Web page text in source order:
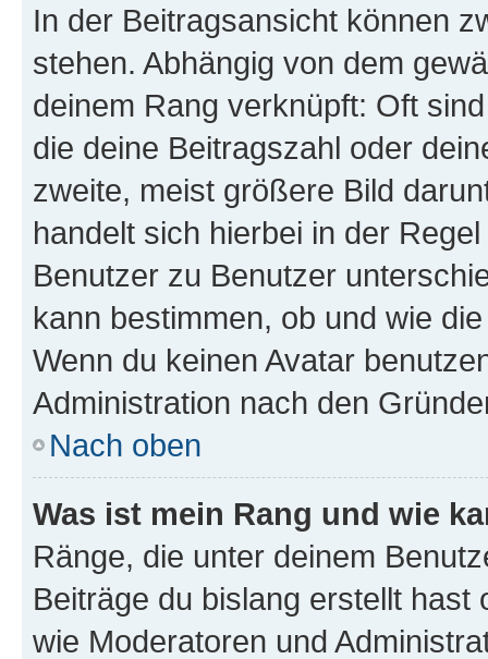
In der Beitragsansicht können
stehen. Abhängig von dem
deinem Rang verknüpft: Oft
die deine Beitragszahl oder
zweite, meist größere Bild
handelt sich hierbei in der
Benutzer zu Benutzer
kann bestimmen, ob und wie
Wenn du keinen Avatar
Administration nach den
Nach oben
Was ist mein Rang und wie
Ränge, die unter deinem
Beiträge du bislang erstellt
wie Moderatoren und